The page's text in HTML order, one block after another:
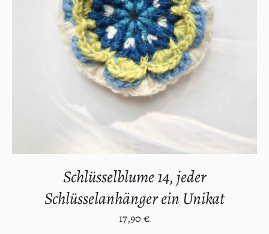
IN DEN WARENKORB
/
DETAILS
Schlüsselblume 14, jeder
Schlüsselanhänger ein Unikat
17,90 €